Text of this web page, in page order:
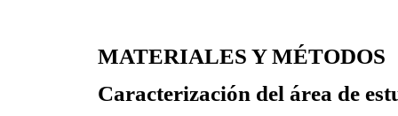
MATERIALES Y MÉTODOS
Caracterización del área de